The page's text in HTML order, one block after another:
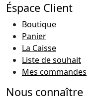
Éspace Client
Boutique
Panier
La Caisse
Liste de souhait
Mes commandes
Nous connaître